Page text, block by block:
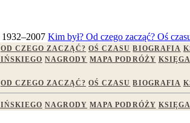
1932–2007 Kim był? Od czego zacząć? Oś
OD CZEGO ZACZĄĆ? OŚ CZASU BIOGRAFIA
NAGRODY MAPA PODRÓŻY
OD CZEGO ZACZĄĆ? OŚ CZASU BIOGRAFIA
NAGRODY MAPA PODRÓŻY